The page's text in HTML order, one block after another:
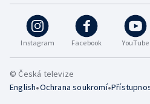
Instagram Facebook YouTube
© Česká televize
English•Ochrana soukromí•